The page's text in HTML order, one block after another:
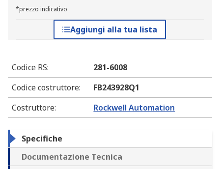
*prezzo indicativo
Aggiungi alla tua lista
Codice RS:
281-6008
Codice costruttore:
FB243928Q1
Costruttore: Rockwell Automation
Specifiche
Documentazione Tecnica